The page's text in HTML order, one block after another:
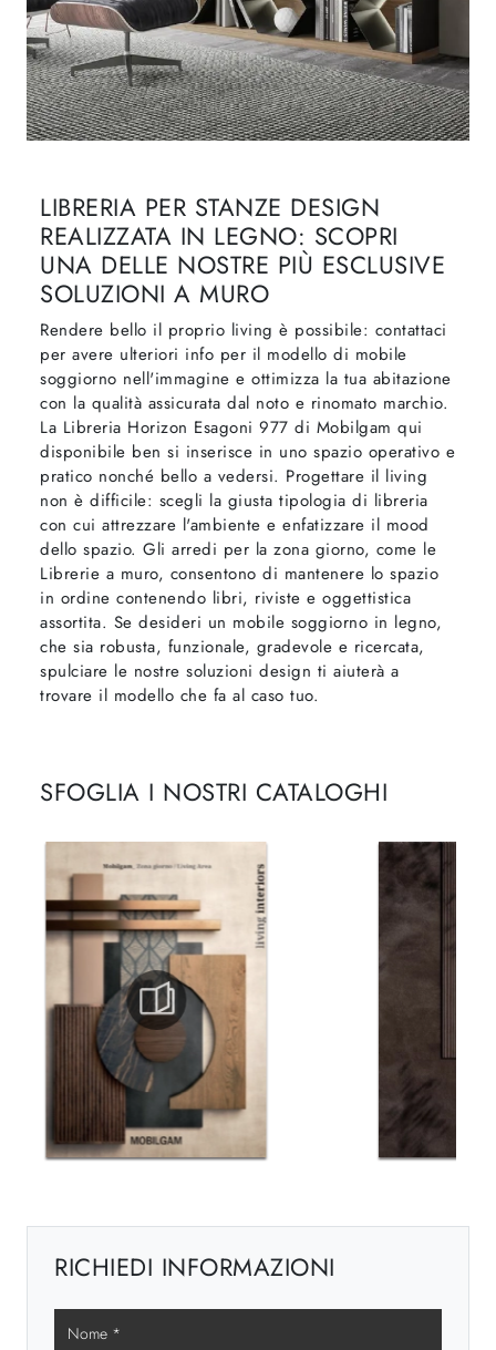
LIBRERIA PER STANZE DESIGN
REALIZZATA IN LEGNO: SCOPRI
UNA DELLE NOSTRE PIÙ ESCLUSIVE
SOLUZIONI A MURO
Rendere bello il proprio living è possibile: contattaci
per avere ulteriori info per il modello di mobile
soggiorno nell'immagine e ottimizza la tua abitazione
con la qualità assicurata dal noto e rinomato marchio.
La Libreria Horizon Esagoni 977 di Mobilgam qui
disponibile ben si inserisce in uno spazio operativo e
pratico nonché bello a vedersi. Progettare il living
non è difficile: scegli la giusta tipologia di libreria
con cui attrezzare l'ambiente e enfatizzare il mood
dello spazio. Gli arredi per la zona giorno, come le
Librerie a muro, consentono di mantenere lo spazio
in ordine contenendo libri, riviste e oggettistica
assortita. Se desideri un mobile soggiorno in legno,
che sia robusta, funzionale, gradevole e ricercata,
spulciare le nostre soluzioni design ti aiuterà a
trovare il modello che fa al caso tuo.
SFOGLIA I NOSTRI CATALOGHI
RICHIEDI INFORMAZIONI